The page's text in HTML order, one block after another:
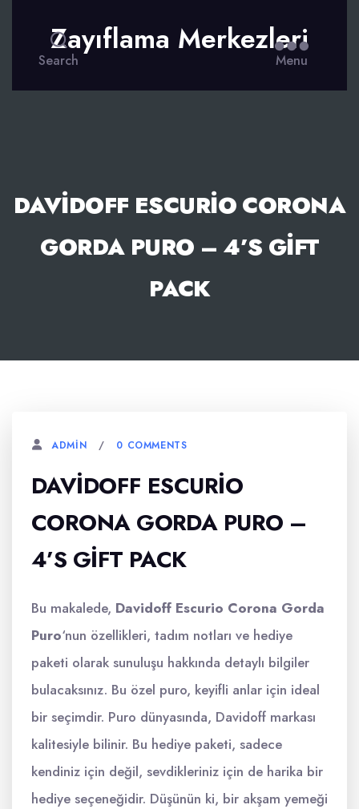
Search
Zayıflama Merkezleri
Menu
DAVIDOFF ESCURIO CORONA
GORDA PURO – 4’S GIFT
PACK
ADMIN 0 COMMENTS
DAVIDOFF ESCURIO
CORONA GORDA PURO –
4’S GIFT PACK
Bu makalede, Davidoff Escurio Corona Gorda
Puro‘nun özellikleri, tadım notları ve hediye
paketi olarak sunuluşu hakkında detaylı bilgiler
bulacaksınız. Bu özel puro, keyifli anlar için ideal
bir seçimdir. Puro dünyasında, Davidoff markası
kalitesiyle bilinir. Bu hediye paketi, sadece
kendiniz için değil, sevdikleriniz için de harika bir
hediye seçeneğidir. Düşünün ki, bir akşam yemeği